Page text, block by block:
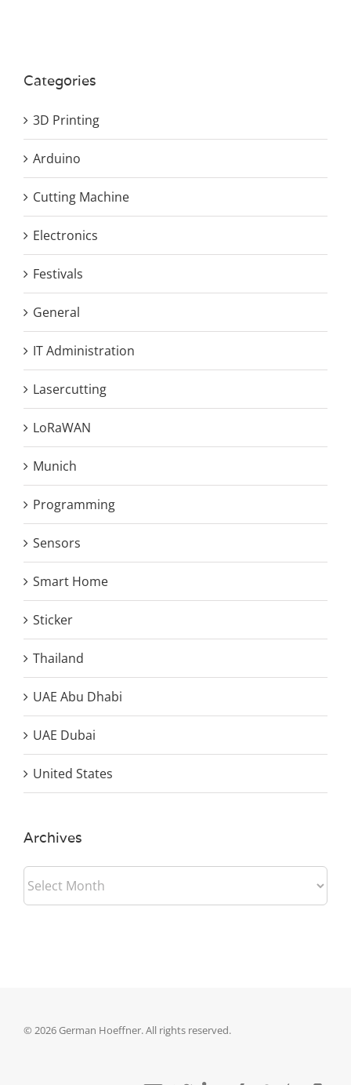
Categories
3D Printing
Arduino
Cutting Machine
Electronics
Festivals
General
IT Administration
Lasercutting
LoRaWAN
Munich
Programming
Sensors
Smart Home
Sticker
Thailand
UAE Abu Dhabi
UAE Dubai
United States
Archives
Archives
© 2026German Hoeffner. All rights reserved.